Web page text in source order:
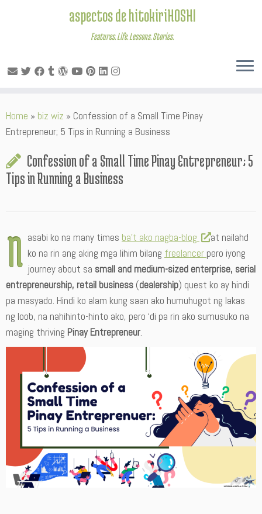
to
content
aspectos de hitokiriHOSHI
Features. Life. Lessons. Stories.
Home » biz wiz » Confession of a Small Time Pinay
Entrepreneur; 5 Tips in Running a Business
Confession of a Small Time Pinay Entrepreneur; 5
Tips in Running a Business
N asabi ko na many times ba’t ako nagba-blog
at nailahd
ko na rin ang aking mga lihim bilang freelancer pero iyong
journey about sa small and medium-sized enterprise, serial
entrepreneurship, retail business (dealership) quest ko ay hindi
pa masyado. Hindi ko alam kung saan ako humuhugot ng lakas
ng loob, na nahihinto-hinto ako, pero ‘di pa rin ako sumusuko na
maging thriving Pinay Entrepreneur.